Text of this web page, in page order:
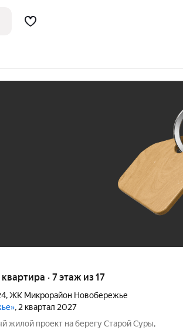
территории, вдали от дороги, он
и
· 7 этаж из 17
,ЖК Микрорайон Новобережье
, 2 квартал 2027